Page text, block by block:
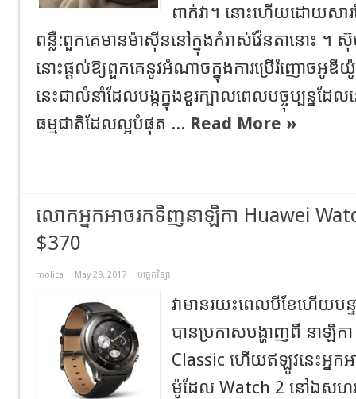
ពាក់វា។ នោះហើយដោយសារត
ពន្លឺ:ពួកគេមានម៉ាសុីននៅក្នុងកំរាស់វ៉ែនតានោះ ។
នោះផ្តល់ឱ្យពួកគេនូវអំណាចក្នុងការប្រើរំញោចអូ
នេះជាលំនាំដែលបង្កក្នុងខួរក្បាលពេលបច្ចុប្បន្នដែលន
ធម្មជាតិដែលល្អបំផុត ... Read More »
លោកអ្នកអាចរកទិញនាឡិកា Huawei
$370
molica May 29, 2017 បច្ចេកវិទ្យា
វាមានរយះពេលបីខែហើយប
បានប្រកាសបង្ហាញពី នាឡិក
Classic ហើយឥឡូវនេះអ្នក
ម៉ូដែល Watch 2 នៅឯសហរ